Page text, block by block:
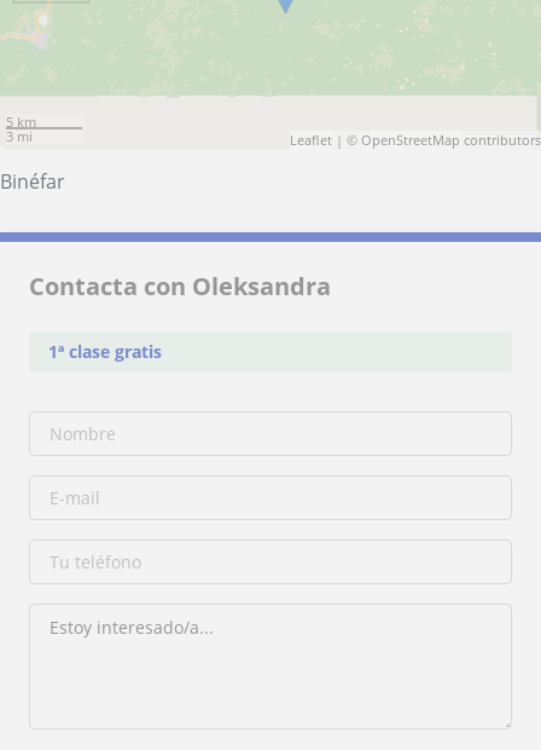
5 km
3 mi
Leaflet | © OpenStreetMap contributors
Binéfar
Contacta con Oleksandra
1ª clase gratis